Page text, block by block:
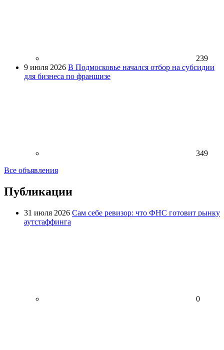
239
9 июля 2026 В Подмосковье начался отбор на субсидии
для бизнеса по франшизе
349
Все объявления
Публикации
31 июля 2026 Сам себе ревизор: что ФНС готовит рынку
аутстаффинга
0